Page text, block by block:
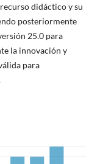
didáctico y su
posteriormente
25.0 para
la innovación y
para